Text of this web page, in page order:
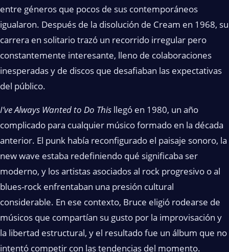
entre géneros que pocos de sus contemporáneos
igualaron. Después de la disolución de Cream en 1968, su
carrera en solitario trazó un recorrido irregular pero
constantemente interesante, lleno de colaboraciones
inesperadas y de discos que desafiaban las expectativas
del público.
I’ve Always Wanted to Do This llegó en 1980, un año
complicado para cualquier músico formado en la década
anterior. El punk había reconfigurado el paisaje sonoro, la
new wave estaba redefiniendo qué significaba ser
moderno, y los artistas asociados al rock progresivo o al
blues-rock enfrentaban una presión cultural
considerable. En ese contexto, Bruce eligió rodearse de
músicos que compartían su gusto por la improvisación y
la libertad estructural, y el resultado fue un álbum que no
intentó competir con las tendencias del momento.